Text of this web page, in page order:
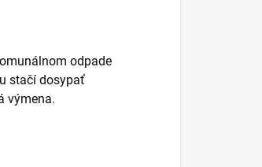
odpade
stačí dosypať
výmena.